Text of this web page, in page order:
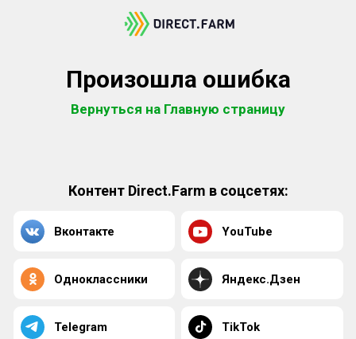
Произошла ошибка
Вернуться на Главную страницу
Контент Direct.Farm в соцсетях:
Вконтакте YouTube
Одноклассники Яндекс.Дзен
Telegram TikTok